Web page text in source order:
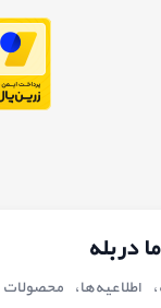
در بله
اطلاعیه‌ها،